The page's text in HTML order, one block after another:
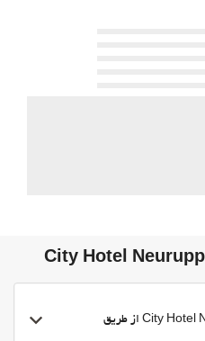
هزینه یک شب اقامت در City Hotel Neuruppin از طریق